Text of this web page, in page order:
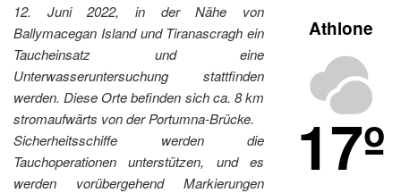
12. Juni 2022, in der Nähe von
Ballymacegan Island und Tiranascragh ein
Taucheinsatz und eine
Unterwasseruntersuchung stattfinden
werden. Diese Orte befinden sich ca. 8 km
stromaufwärts von der Portumna-Brücke.
Sicherheitsschiffe werden die
Tauchoperationen unterstützen, und es
werden vorübergehend Markierungen
Athlone
17º